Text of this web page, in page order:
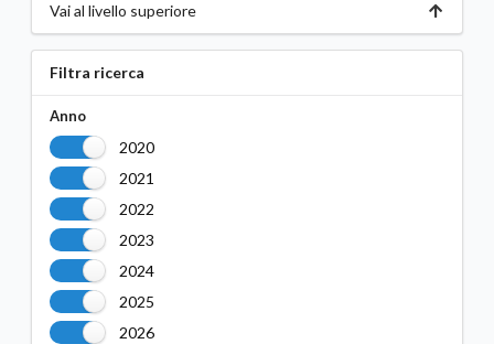
Vai al livello superiore
Filtra ricerca
Anno
2020
2021
2022
2023
2024
2025
2026